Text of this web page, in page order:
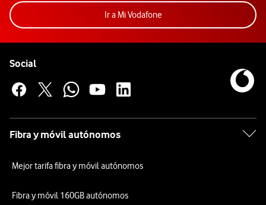
Ir a Mi VodafoneAcceder a la app Mi
Social
Fibra y móvil autónomos
Mejor tarifa fibra y móvil autónomos
Fibra y móvil 160GB autónomos